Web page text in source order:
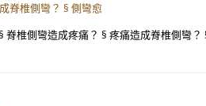
脊椎側彎？ § 側彎愈
椎側彎造成疼痛？ § 疼痛造成脊椎側彎